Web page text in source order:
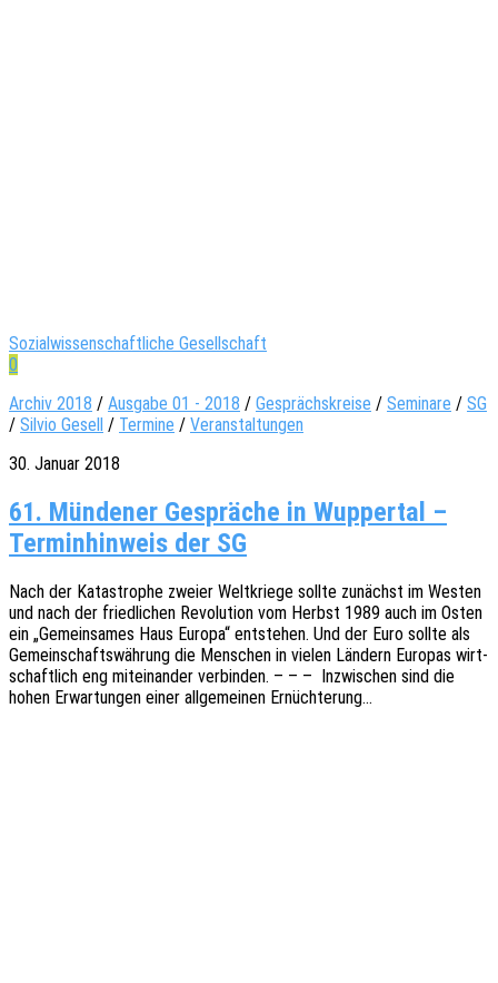
Sozialwissenschaftliche Gesellschaft
0
Archiv 2018 / Ausgabe 01 - 2018 / Gesprächskreise / Seminare / SG
/ Silvio Gesell / Termine / Veranstaltungen
30. Januar 2018
61. Mün­de­ner Gesprä­che in Wup­per­tal –
Ter­min­hin­weis der SG
Nach der Kata­stro­phe zweier Welt­krie­ge sollte zunächst im Westen
und nach der fried­li­chen Revo­lu­ti­on vom Herbst 1989 auch im Osten
ein „Gemein­sa­mes Haus Europa“ entste­hen. Und der Euro sollte als
Gemein­schafts­wäh­rung die Menschen in vielen Ländern Euro­pas wirt­
schaft­lich eng mitein­an­der verbin­den. – – – Inzwi­schen sind die
hohen Erwar­tun­gen einer allge­mei­nen Ernüchterung…